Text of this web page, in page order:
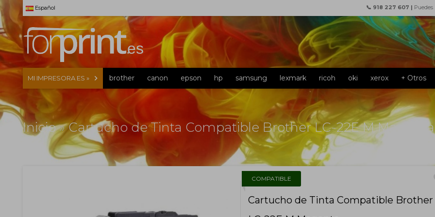
Español 📞 918 227 607 | Puedes
MI IMPRESORA ES » brother canon epson hp samsung lexmark ricoh oki xerox + Otros
Inicio»Cartucho de Tinta Compatible Brother LC-22E M Magenta
COMPATIBLE
Cartucho de Tinta Compatible Brother